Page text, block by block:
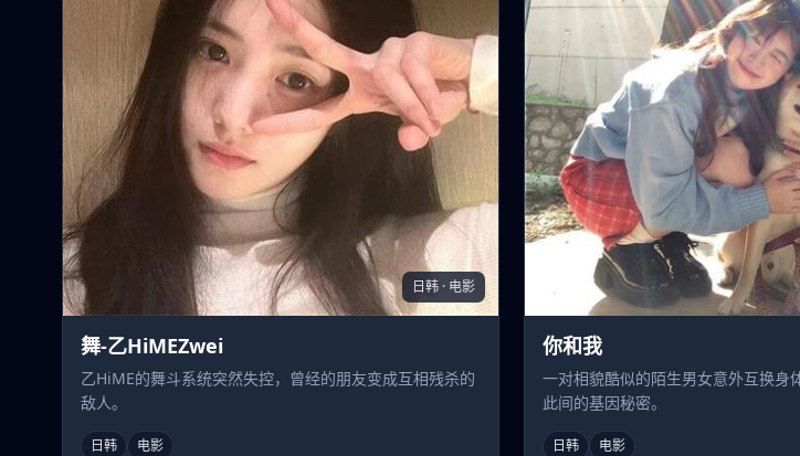
日韩 · 电影
舞-乙HiMEZwei
乙HiME的舞斗系统突然失控，曾经的朋友变成互相残杀的
敌人。
日韩 电影
你和我
一对相貌酷似的陌生男女意外互换身
此间的基因秘密。
日韩 电影